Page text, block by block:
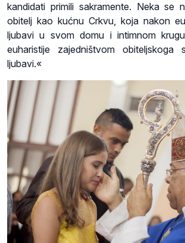
kandidati primili sakramente. Neka se
obitelj kao kućnu Crkvu, koja nakon
ljubavi u svom domu i intimnom
euharistije zajedništvom obiteljskoga
ljubavi.«